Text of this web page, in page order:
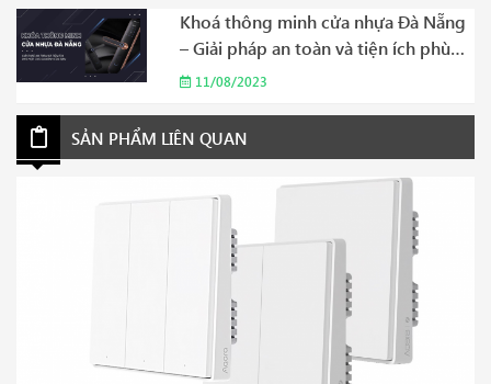
Khoá thông minh cửa nhựa Đà Nẵng
– Giải pháp an toàn và tiện ích phù
hợp cho gia đình của bạn Năm 2023
11/08/2023
SẢN PHẨM LIÊN QUAN